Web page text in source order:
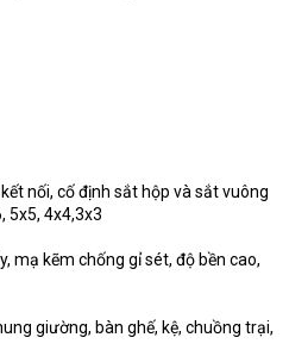
nối, cố định sắt hộp và sắt vuông
5x5, 4x4,3x3
mạ kẽm chống gỉ sét, độ bền cao,
giường, bàn ghế, kệ, chuồng trại,